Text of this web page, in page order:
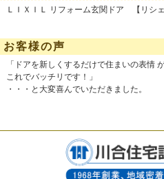
ＬＩＸＩＬ リフォーム玄関ドア 【リシェ
お客様の声
「ドアを新しくするだけで住まいの表情
これでバッチリです！」
・・・と大変喜んでいただきました。